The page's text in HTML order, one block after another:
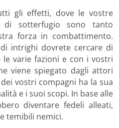
gli effetti, dove le vostre
sotterfugio sono tanto
forza in combattimento.
intrighi dovrete cercare di
varie fazioni e con i vostri
viene spiegato dagli attori
vostri compagni ha la sua
e i suoi scopi. In base alle
diventare fedeli alleati,
temibili nemici.